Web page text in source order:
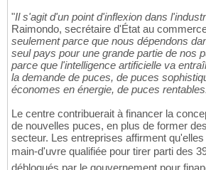
"Il s'agit d'un point d'inflexion dans
Raimondo, secrétaire d'État au
seulement parce que nous dépendons
seul pays pour une grande partie de nos
parce que l'intelligence artificielle va
la demande de puces, de puces
économes en énergie, de puces
Le centre contribuerait à financer la
de nouvelles puces, en plus de former
secteur. Les entreprises affirment
main-d'uvre qualifiée pour tirer parti des
débloqués par le gouvernement pour